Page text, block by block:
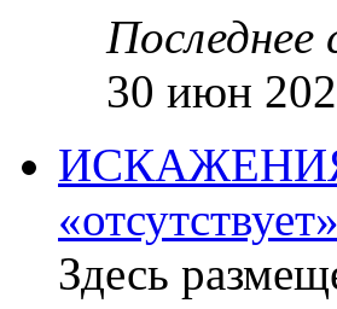
Последнее
30 июн
ИСКАЖЕНИЯ
Здесь